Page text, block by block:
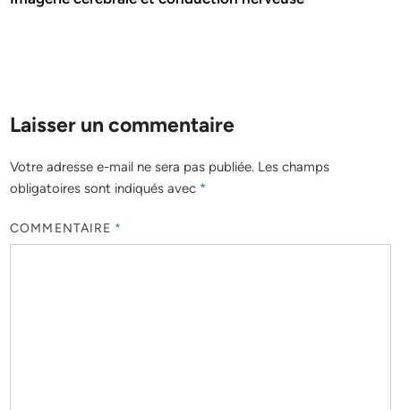
Laisser un commentaire
Votre adresse e-mail ne sera pas publiée. Les champs
obligatoires sont indiqués avec *
COMMENTAIRE *